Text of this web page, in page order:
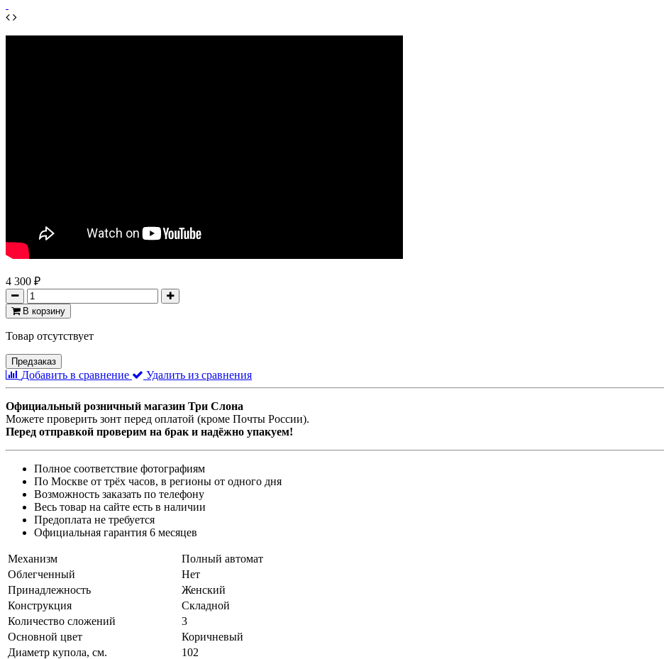
4 300 ₽
В корзину
Товар отсутствует
Предзаказ
Добавить в сравнение Удалить из сравнения
Официальный розничный магазин Три Слона
Можете проверить зонт перед оплатой (кроме Почты России).
Перед отправкой проверим на брак и надёжно упакуем!
Полное соответствие фотографиям
По Москве от трёх часов, в регионы от одного дня
Возможность заказать по телефону
Весь товар на сайте есть в наличии
Предоплата не требуется
Официальная гарантия 6 месяцев
Механизм
Полный автомат
Облегченный
Нет
Принадлежность
Женский
Конструкция
Складной
Количество сложений
3
Основной цвет
Коричневый
Диаметр купола, см.
102